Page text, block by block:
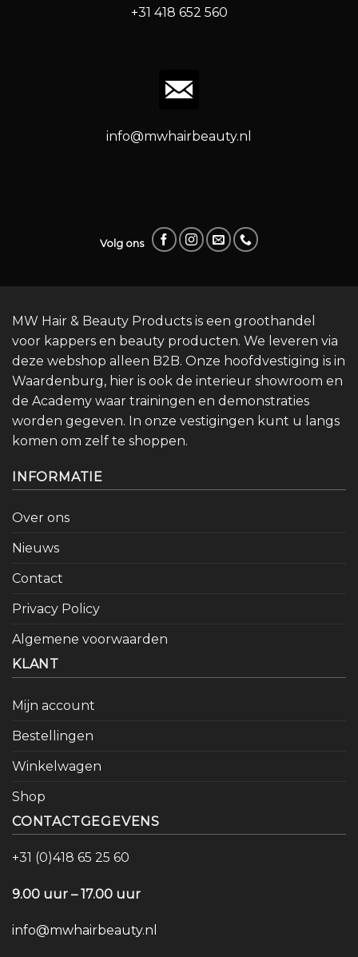
+31 418 652 560
info@mwhairbeauty.nl
Volg ons
MW Hair & Beauty Products is een groothandel
voor kappers en beauty producten. We leveren via
deze webshop alleen B2B. Onze hoofdvestiging is in
Waardenburg, hier is ook de interieur showroom en
de Academy waar trainingen en demonstraties
worden gegeven. In onze vestigingen kunt u langs
komen om zelf te shoppen.
INFORMATIE
Over ons
Nieuws
Contact
Privacy Policy
Algemene voorwaarden
KLANT
Mijn account
Bestellingen
Winkelwagen
Shop
CONTACTGEGEVENS
+31 (0)418 65 25 60
9.00 uur – 17.00 uur
info@mwhairbeauty.nl